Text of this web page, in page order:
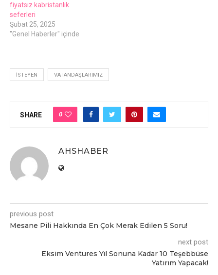
fiyatsız kabristanlık
seferleri
Şubat 25, 2025
"Genel Haberler" içinde
İSTEYEN VATANDAŞLARIMIZ
SHARE 0
AHSHABER
previous post
Mesane Pili Hakkında En Çok Merak Edilen 5 Soru!
next post
Eksim Ventures Yıl Sonuna Kadar 10 Teşebbüse
Yatırım Yapacak!